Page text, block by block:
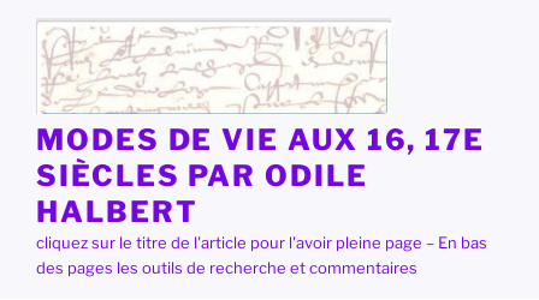
contenu
principal
MODES DE VIE AUX 16, 17E
SIÈCLES PAR ODILE
HALBERT
cliquez sur le titre de l'article pour l'avoir pleine page – En bas
des pages les outils de recherche et commentaires